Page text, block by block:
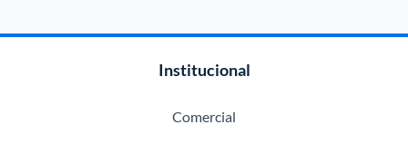
Institucional
Comercial